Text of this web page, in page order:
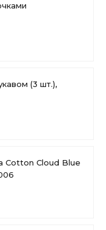
(3 шт.),
Cotton Cloud Blue